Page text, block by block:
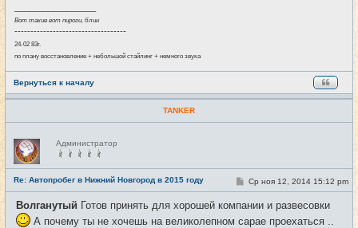
Вот такие вот пироги, блин
-----------------------------------
24-02 83г.
по плану восстановление + небольшой стайлинг + немного звука
Вернуться к началу
TANKER
Н
е
в
с
е
т
и
Администратор
Re: Автопробег в Нижний Новгород в 2015 году #13
С
о
б
щ
Ср ноя 12, 2014 15:12 pm
Волганутый Готов принять для хорошей компании и развесовки
А почему ты не хочешь на великолепном сарае проехаться ..